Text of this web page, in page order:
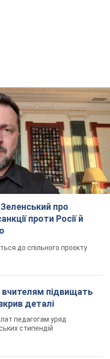
про
проти Росії й
до спільного проєкту
вчителям підвищать
деталі
педагогам уряд
стипендій